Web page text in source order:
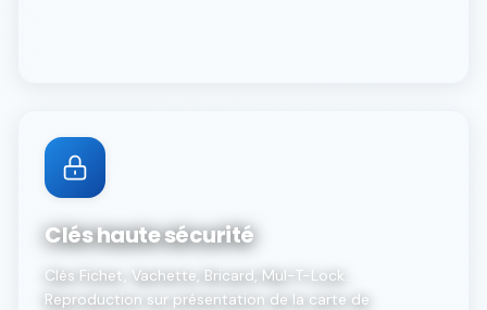
Clés haute sécurité
Clés Fichet, Vachette, Bricard, Mul-T-Lock...
Reproduction sur présentation de la carte de